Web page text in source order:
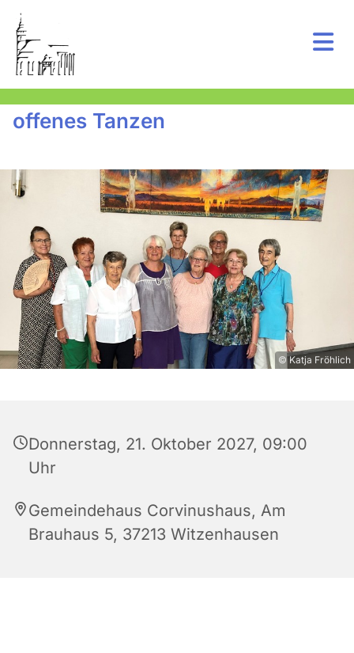
offenes Tanzen
© Katja Fröhlich
Donnerstag, 21. Oktober 2027, 09:00
Uhr
Gemeindehaus Corvinushaus, Am
Brauhaus 5, 37213 Witzenhausen